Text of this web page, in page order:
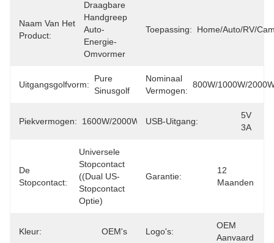
Naam Van Het
Product:
Draagbare
Handgreep
Auto-
Energie-
Omvormer
Toepassing: Home/Auto/RV/
Uitgangsgolfvorm:
Pure
Sinusgolf
Nominaal
Vermogen:
800W/1000W/
Piekvermogen: 1600W/2000W/4000WUSB-Uitgang:
5V
3A
De
Stopcontact:
Universele
Stopcontact
((Dual US-
Stopcontact
Optie)
Garantie:
12
Maanden
Kleur: OEM's Logo's:
OEM
Aanvaard